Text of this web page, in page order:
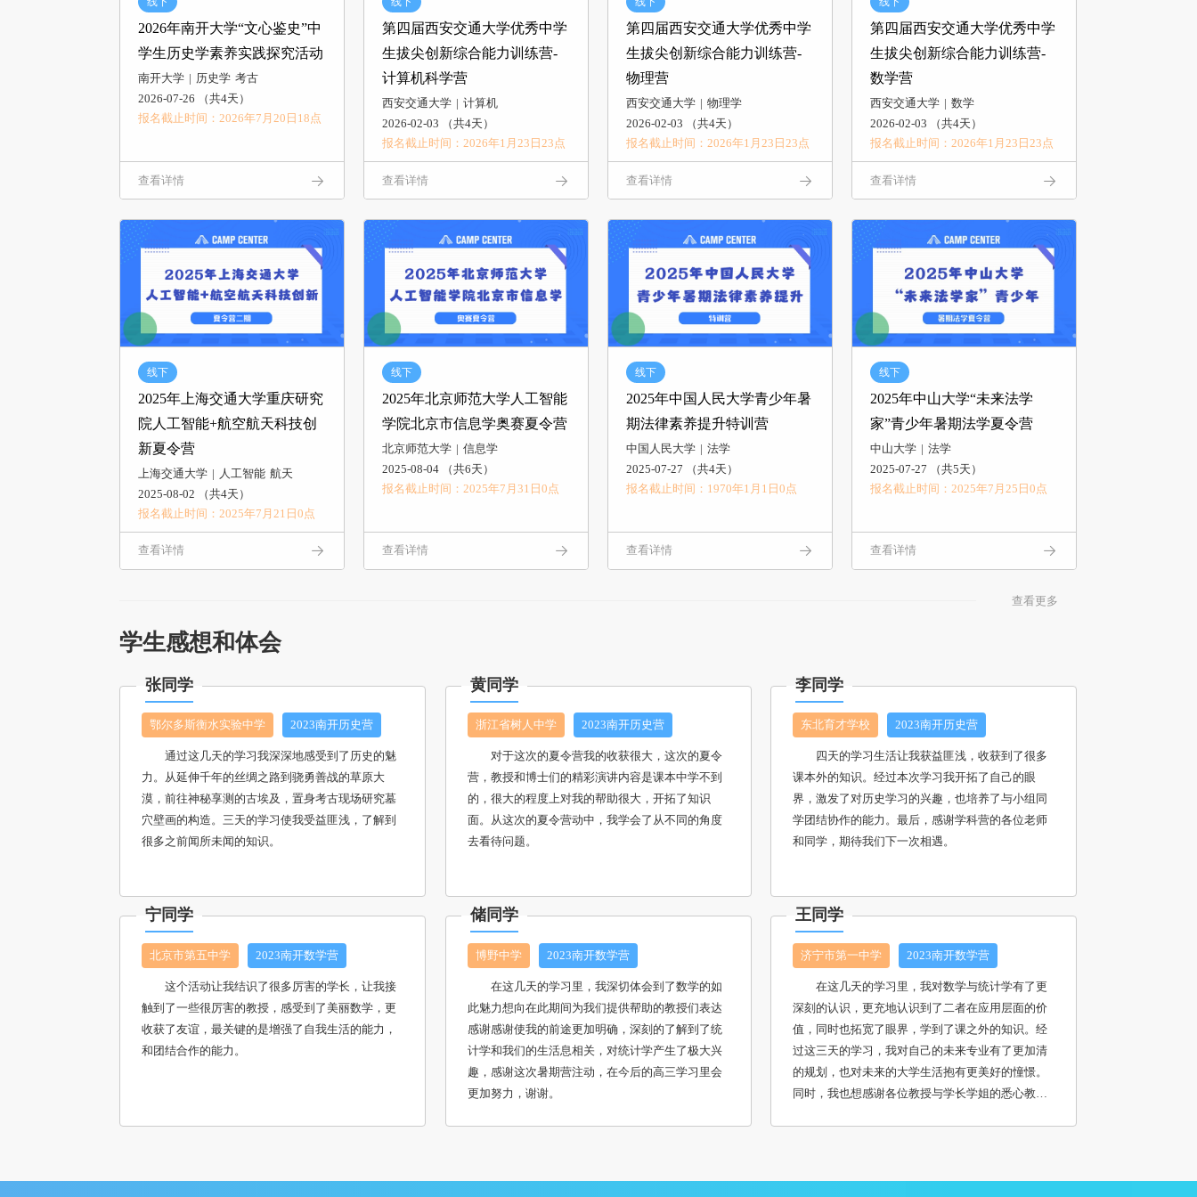
2026年南开大学“文心鉴史”中
学生历史学素养实践探究活动
南开大学 历史学 考古
2026-07-26 （共4天）
报名截止时间：2026年7月20日18点
查看详情
第四届西安交通大学优秀中学
生拔尖创新综合能力训练营-
计算机科学营
西安交通大学
计算机
2026-02-03 （共4天）
报名截止时间：2026年1月23日23点
查看详情
第四届西安交通大学优秀中学
生拔尖创新综合能力训练营-
物理营
西安交通大学
物理学
2026-02-03 （共4天）
报名截止时间：2026年1月23日23点
查看详情
第四届西安交通大学优秀中学
生拔尖创新综合能力训练营-
数学营
西安交通大学
数学
2026-02-03 （共4天）
报名截止时间：2026年1月23日23点
查看详情
线下
2025年上海交通大学重庆研究
院人工智能+航空航天科技创
新夏令营
上海交通大学 人工智能 航天
2025-08-02 （共4天）
报名截止时间：2025年7月21日0点
查看详情
线下
2025年北京师范大学人工智能
学院北京市信息学奥赛夏令营
北京师范大学
信息学
2025-08-04 （共6天）
报名截止时间：2025年7月31日0点
查看详情
线下
2025年中国人民大学青少年暑
期法律素养提升特训营
中国人民大学
法学
2025-07-27 （共4天）
报名截止时间：1970年1月1日0点
查看详情
线下
2025年中山大学“未来法学
家”青少年暑期法学夏令营
中山大学
法学
2025-07-27 （共5天）
报名截止时间：2025年7月25日0点
查看详情
查看更多
学生感想和体会
张同学
鄂尔多斯衡水实验中学 2023南开历史营
通过这几天的学习我深深地感受到了历史的魅
力。从延伸千年的丝绸之路到骁勇善战的草原大
漠，前往神秘享测的古埃及，置身考古现场研究墓
穴壁画的构造。三天的学习使我受益匪浅，了解到
很多之前闻所未闻的知识。
黄同学
浙江省树人中学 2023南开历史营
对于这次的夏令营我的收获很大，这次的夏令
营，教授和博士们的精彩演讲内容是课本中学不到
的，很大的程度上对我的帮助很大，开拓了知识
面。从这次的夏令营动中，我学会了从不同的角度
去看待问题。
李同学
东北育才学校 2023南开历史营
四天的学习生活让我获益匪浅，收获到了很多
课本外的知识。经过本次学习我开拓了自己的眼
界，激发了对历史学习的兴趣，也培养了与小组同
学团结协作的能力。最后，感谢学科营的各位老师
和同学，期待我们下一次相遇。
宁同学
北京市第五中学 2023南开数学营
这个活动让我结识了很多厉害的学长，让我接
触到了一些很厉害的教授，感受到了美丽数学，更
收获了友谊，最关键的是增强了自我生活的能力，
和团结合作的能力。
储同学
博野中学 2023南开数学营
在这几天的学习里，我深切体会到了数学的如
此魅力想向在此期间为我们提供帮助的教授们表达
感谢感谢使我的前途更加明确，深刻的了解到了统
计学和我们的生活息相关，对统计学产生了极大兴
趣，感谢这次暑期营注动，在今后的高三学习里会
更加努力，谢谢。
王同学
济宁市第一中学 2023南开数学营
在这几天的学习里，我对数学与统计学有了更
深刻的认识，更充地认识到了二者在应用层面的价
值，同时也拓宽了眼界，学到了课之外的知识。经
过这三天的学习，我对自己的未来专业有了更加清
的规划，也对未来的大学生活抱有更美好的憧憬。
同时，我也想感谢各位教授与学长学姐的悉心教